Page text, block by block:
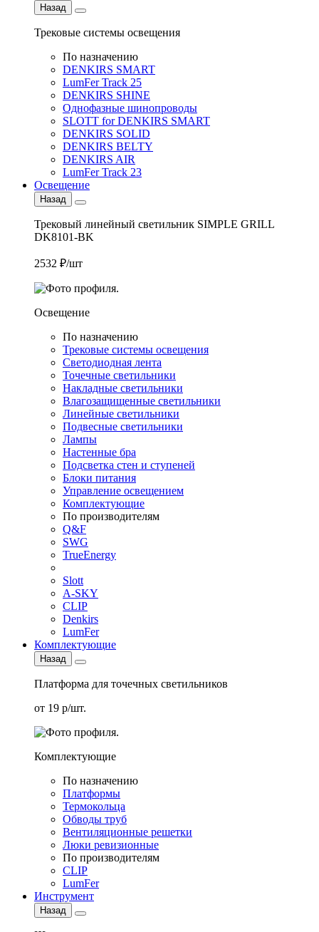
Назад
Трековые системы освещения
По назначению
DENKIRS SMART
LumFer Track 25
DENKIRS SHINE
Однофазные шинопроводы
SLOTT for DENKIRS SMART
DENKIRS SOLID
DENKIRS BELTY
DENKIRS AIR
LumFer Track 23
Освещение
Назад
Трековый линейный светильник SIMPLE GRILL
DK8101-BK
2532 ₽/шт
Освещение
По назначению
Трековые системы освещения
Светодиодная лента
Точечные светильники
Накладные светильники
Влагозащищенные светильники
Линейные светильники
Подвесные светильники
Лампы
Настенные бра
Подсветка стен и ступеней
Блоки питания
Управление освещением
Комплектующие
По производителям
Q&F
SWG
TrueEnergy
Slott
A-SKY
CLIP
Denkirs
LumFer
Комплектующие
Назад
Платформа для точечных светильников
от 19 р/шт.
Комплектующие
По назначению
Платформы
Термокольца
Обводы труб
Вентиляционные решетки
Люки ревизионные
По производителям
CLIP
LumFer
Инструмент
Назад